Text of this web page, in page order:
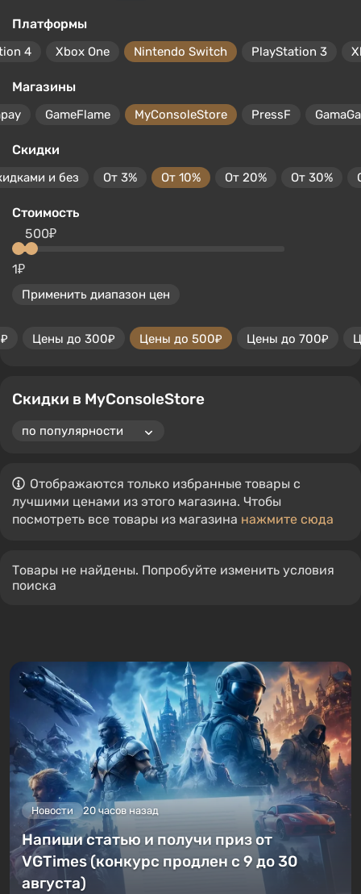
Платформы
4 Xbox One Nintendo Switch PlayStation 3
Магазины
GameFlame MyConsoleStore PressF
Скидки
и без От 3% От 10% От 20% От 30%
Стоимость
1₽
500₽
Применить диапазон цен
Цены до 300₽ Цены до 500₽ Цены до 700₽
Скидки в MyConsoleStore
Отображаются только избранные товары с
лучшими ценами из этого магазина. Чтобы
посмотреть все товары из магазина нажмите сюда
Товары не найдены. Попробуйте изменить условия
поиска
Новости 20 часов назад
Напиши статью и получи приз от
VGTimes (конкурс продлен с 9 до 30
августа)